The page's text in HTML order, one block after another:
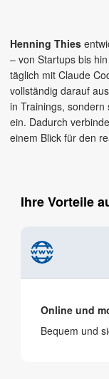
Henning Thies
– von Startups bis
täglich mit Claude
vollständig darauf
in Trainings,
ein. Dadurch
einem Blick für den
Ihre Vorteile
Online und
Bequem und